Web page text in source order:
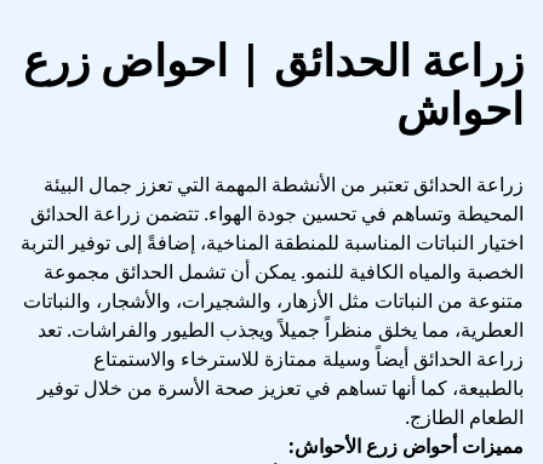
زراعة الحدائق | احواض زرع
احواش
زراعة الحدائق تعتبر من الأنشطة المهمة التي تعزز جمال البيئة
المحيطة وتساهم في تحسين جودة الهواء. تتضمن زراعة الحدائق
اختيار النباتات المناسبة للمنطقة المناخية، إضافةً إلى توفير التربة
الخصبة والمياه الكافية للنمو. يمكن أن تشمل الحدائق مجموعة
متنوعة من النباتات مثل الأزهار، والشجيرات، والأشجار، والنباتات
العطرية، مما يخلق منظراً جميلاً ويجذب الطيور والفراشات. تعد
زراعة الحدائق أيضاً وسيلة ممتازة للاسترخاء والاستمتاع
بالطبيعة، كما أنها تساهم في تعزيز صحة الأسرة من خلال توفير
الطعام الطازج.
مميزات أحواض زرع الأحواش: